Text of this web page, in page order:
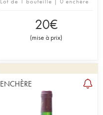
20€
(mise à prix)
ENCHÈRE